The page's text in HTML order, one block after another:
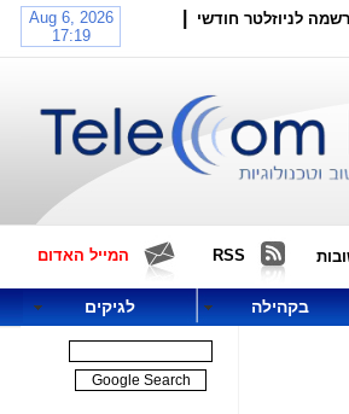
לניוזלטר חודשי
RSS המייל האדום
בקהילה לגיקים